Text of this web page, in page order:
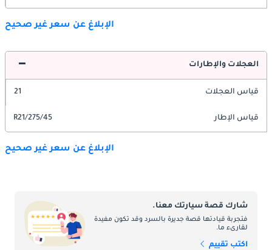
الإبلاغ عن سعر غير صحيح
العجلات والإطارات
قياس العجلات 21
قياس الإطار 275/45/R21
الإبلاغ عن سعر غير صحيح
شارك قصة سيارتك معنا.
فتجربة قيادتها قصة جديرة بالسرد وقد تكون مفيدة
لقارىء ما.
اكتب تقييم